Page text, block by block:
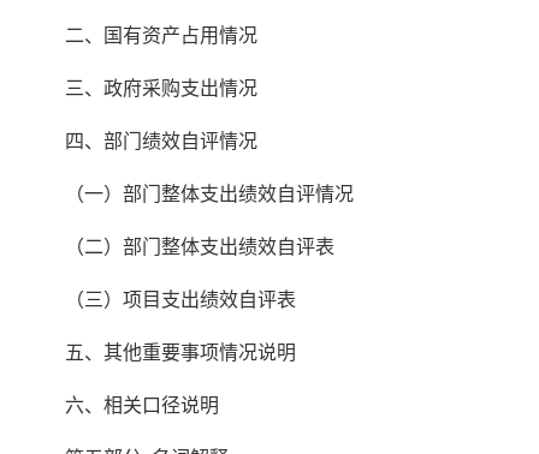
二、国有资产占用情况
三、政府采购支出情况
四、部门绩效自评情况
（一）部门整体支出绩效自评情况
（二）部门整体支出绩效自评表
（三）项目支出绩效自评表
五、其他重要事项情况说明
六、相关口径说明